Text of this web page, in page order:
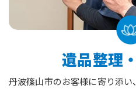
遺品整理
丹波篠山市のお客様に寄り添